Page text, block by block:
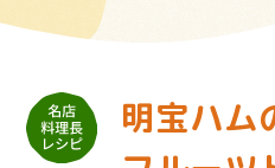
明宝ハム